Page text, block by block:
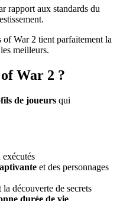
rapport aux standards du
of War 2 tient parfaitement la
meilleurs.
War 2 ?
de joueurs qui
exécutés
et des personnages
la découverte de secrets